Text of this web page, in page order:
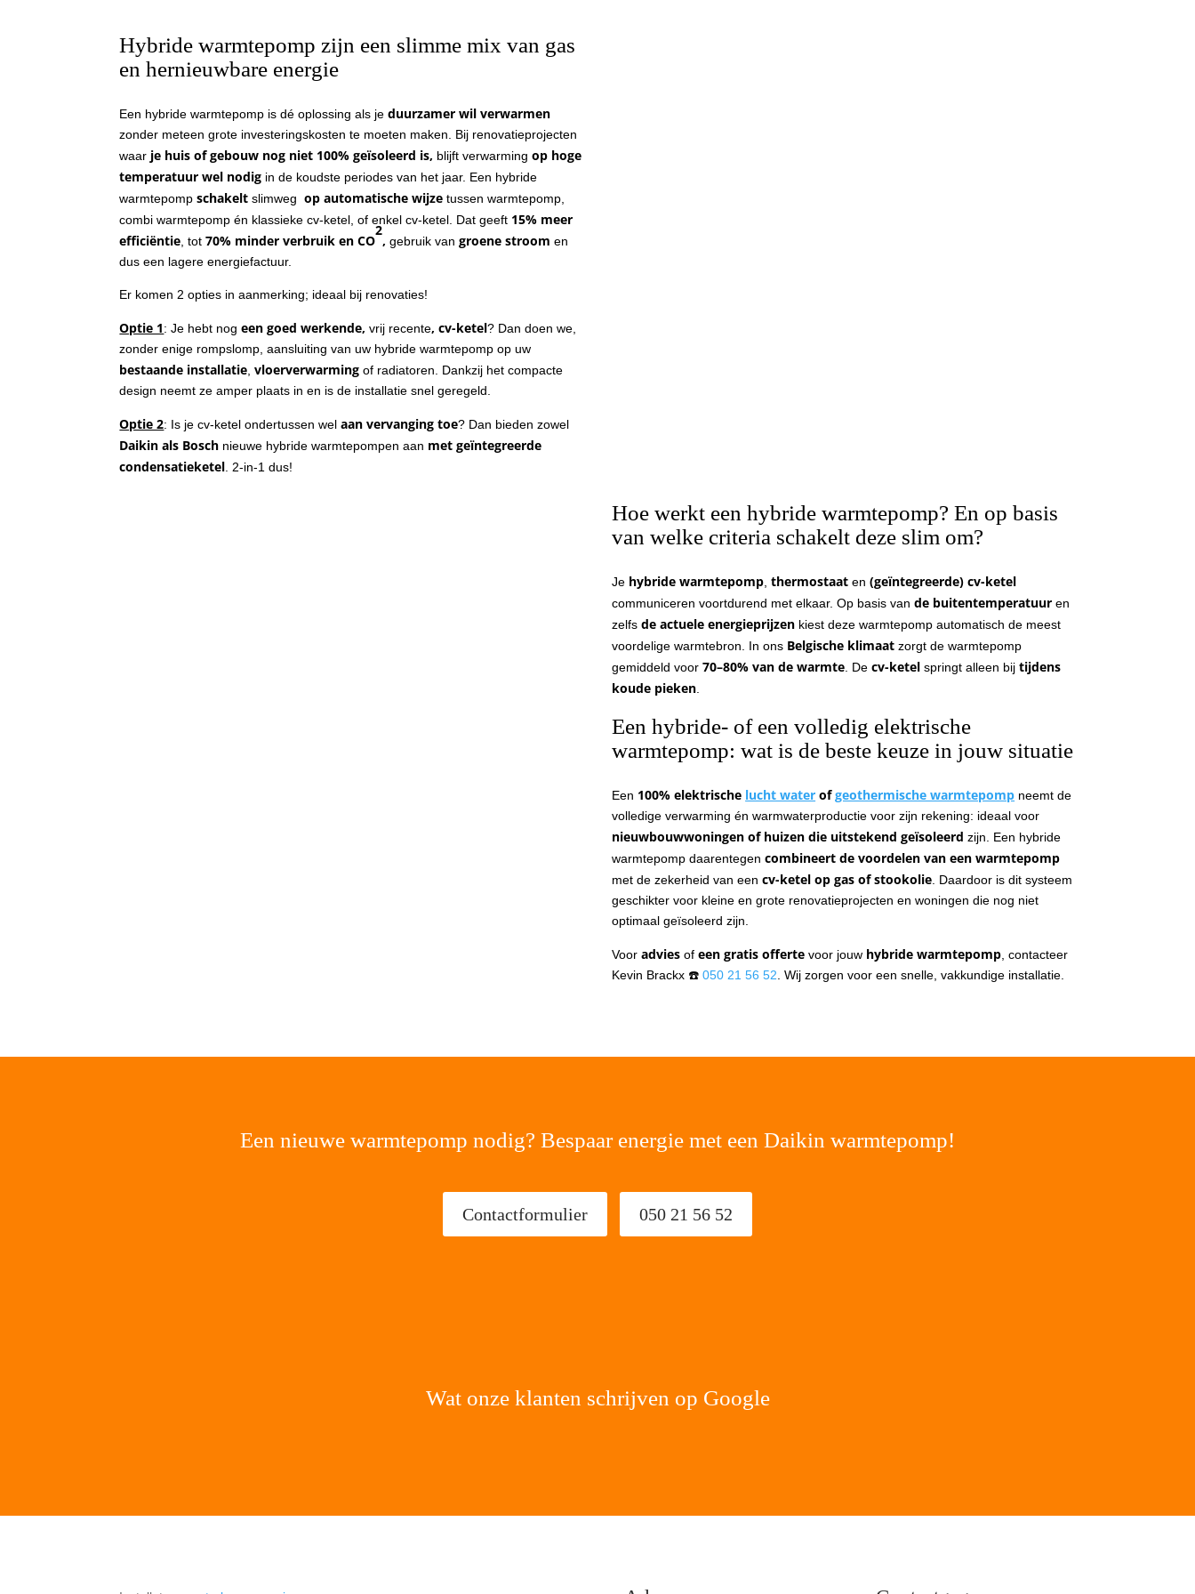
Hybride warmtepomp zijn een slimme mix van gas
en hernieuwbare energie
Een hybride warmtepomp is dé oplossing als jeduurzamer wil verwarmen
zonder meteen grote investeringskosten te moeten maken. Bij renovatieprojecten
waar je huis of gebouw nog niet 100% geïsoleerd is, blijft verwarmingop hoge
temperatuur wel nodig in de koudste periodes van het jaar. Een hybride
warmtepompschakelt slimwegop automatische wijze tussen warmtepomp,
combi warmtepomp én klassieke cv-ketel, of enkel cv-ketel. Dat geeft 15% meer
efficiëntie , tot70% minder verbruik en CO
2
,gebruik van groene stroom en
dus een lagere energiefactuur.
Er komen 2 opties in aanmerking; ideaal bij renovaties!
Optie 1: Je hebt nogeen goed werkende,vrij recente, cv-ketel? Dan doen we,
zonder enige rompslomp, aansluiting van uw hybride warmtepomp op uw
bestaande installatie ,vloerverwarmingof radiatoren. Dankzij het compacte
design neemt ze amper plaats in en is de installatie snel geregeld.
Optie 2: Is je cv-ketel ondertussen welaan vervanging toe? Dan bieden zowel
Daikin als Bosch nieuwe hybride warmtepompen aan met geïntegreerde
condensatieketel . 2-in-1 dus!
Hoe werkt een hybride warmtepomp? En op basis
van welke criteria schakelt deze slim om?
Je hybride warmtepomp,thermostaaten(geïntegreerde) cv-ketel
communiceren voortdurend met elkaar. Op basis vande buitentemperatuur en
zelfsde actuele energieprijzen kiest deze warmtepomp automatisch de meest
voordelige warmtebron. In ons Belgische klimaat zorgt de warmtepomp
gemiddeld voor70–80% van de warmte. Decv-ketel springt alleen bijtijdens
koude pieken.
Een hybride- of een volledig elektrische
warmtepomp: wat is de beste keuze in jouw situatie
Een 100% elektrische lucht water ofgeothermische warmtepomp neemt de
volledige verwarming én warmwaterproductie voor zijn rekening: ideaal voor
nieuwbouwwoningen of huizen die uitstekend geïsoleerd zijn. Een hybride
warmtepomp daarentegencombineert de voordelen van een warmtepomp
met de zekerheid van eencv-ketel op gas of stookolie . Daardoor is dit systeem
geschikter voor kleine en grote renovatieprojecten en woningen die nog niet
optimaal geïsoleerd zijn.
Vooradviesof een gratis offertevoor jouw hybride warmtepomp , contacteer
Kevin Brackx ☎️050 21 56 52 . Wij zorgen voor een snelle, vakkundige installatie.
Een nieuwe warmtepomp nodig? Bespaar energie met een Daikin warmtepomp!
Contactformulier 050 21 56 52
Wat onze klanten schrijven op Google